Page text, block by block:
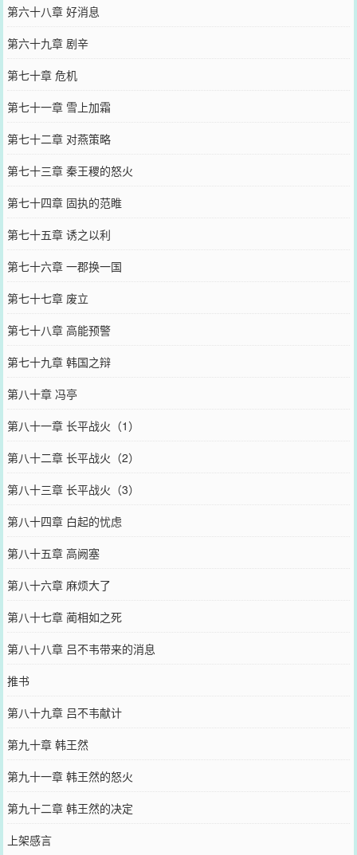
第六十八章 好消息
第六十九章 剧辛
第七十章 危机
第七十一章 雪上加霜
第七十二章 对燕策略
第七十三章 秦王稷的怒火
第七十四章 固执的范睢
第七十五章 诱之以利
第七十六章 一郡换一国
第七十七章 废立
第七十八章 高能预警
第七十九章 韩国之辩
第八十章 冯亭
第八十一章 长平战火（1）
第八十二章 长平战火（2）
第八十三章 长平战火（3）
第八十四章 白起的忧虑
第八十五章 高阙塞
第八十六章 麻烦大了
第八十七章 蔺相如之死
第八十八章 吕不韦带来的消息
推书
第八十九章 吕不韦献计
第九十章 韩王然
第九十一章 韩王然的怒火
第九十二章 韩王然的决定
上架感言